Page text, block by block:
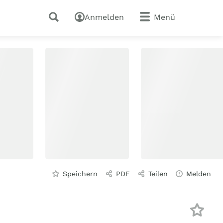
Anmelden Menü
Speichern PDF Teilen Melden